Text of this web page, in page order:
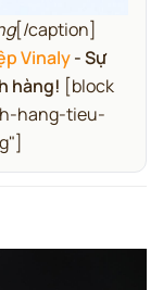
[/caption]
Vinaly- Sự
hàng! [block
hang-tieu-